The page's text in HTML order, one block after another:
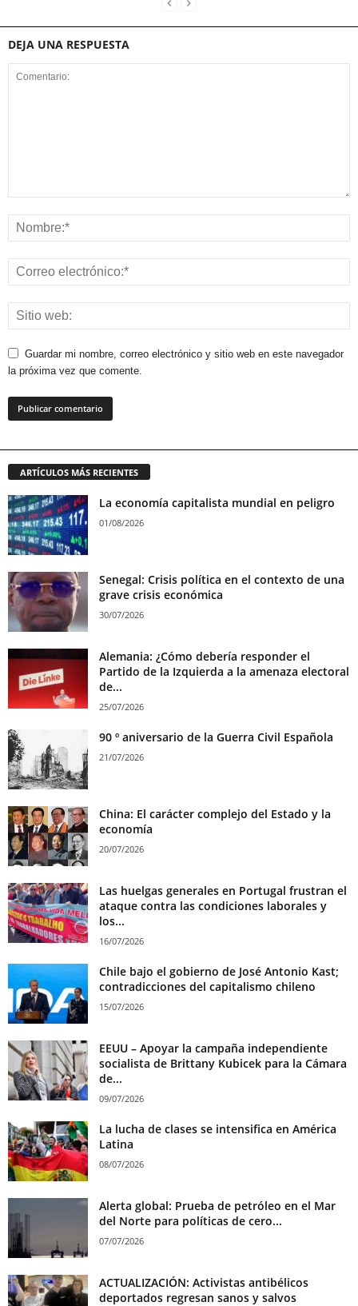
DEJA UNA RESPUESTA
Guardar mi nombre, correo electrónico y sitio web en este navegador
la próxima vez que comente.
ARTÍCULOS MÁS RECIENTES
La economía capitalista mundial en peligro
01/08/2026
Senegal: Crisis política en el contexto de una
grave crisis económica
30/07/2026
Alemania: ¿Cómo debería responder el
Partido de la Izquierda a la amenaza electoral
de...
25/07/2026
90 º aniversario de la Guerra Civil Española
21/07/2026
China: El carácter complejo del Estado y la
economía
20/07/2026
Las huelgas generales en Portugal frustran el
ataque contra las condiciones laborales y
los...
16/07/2026
Chile bajo el gobierno de José Antonio Kast;
contradicciones del capitalismo chileno
15/07/2026
EEUU – Apoyar la campaña independiente
socialista de Brittany Kubicek para la Cámara
de...
09/07/2026
La lucha de clases se intensifica en América
Latina
08/07/2026
Alerta global: Prueba de petróleo en el Mar
del Norte para políticas de cero...
07/07/2026
ACTUALIZACIÓN: Activistas antibélicos
deportados regresan sanos y salvos